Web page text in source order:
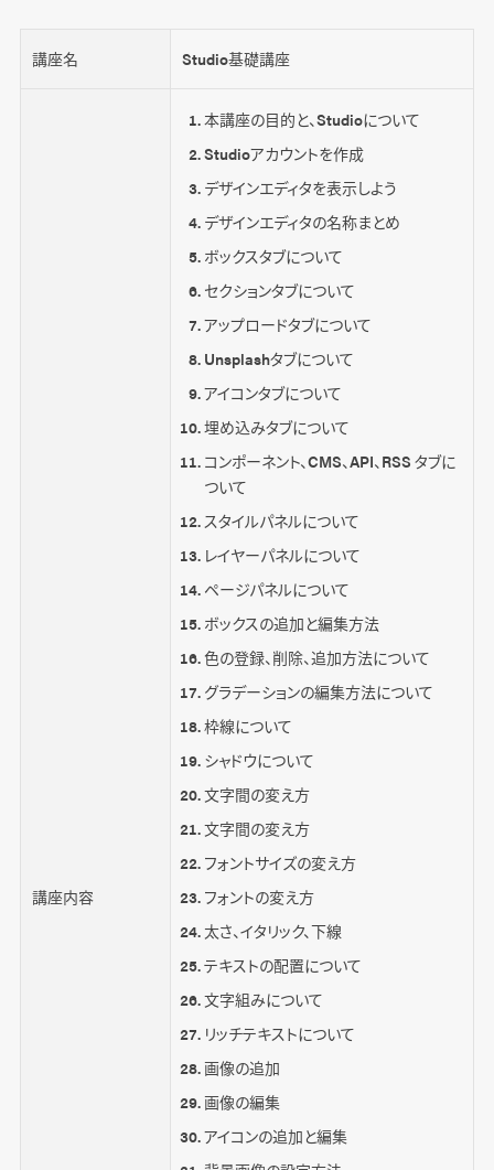
講座名 Studio基礎講座
講座内容
本講座の目的と、Studioについて
Studioアカウントを作成
デザインエディタを表示しよう
デザインエディタの名称まとめ
ボックスタブについて
セクションタブについて
アップロードタブについて
Unsplashタブについて
アイコンタブについて
埋め込みタブについて
コンポーネント、CMS、API、RSS タブに
ついて
スタイルパネルについて
レイヤーパネルについて
ページパネルについて
ボックスの追加と編集方法
色の登録、削除、追加方法について
グラデーションの編集方法について
枠線について
シャドウについて
文字間の変え方
文字間の変え方
フォントサイズの変え方
フォントの変え方
太さ、イタリック、下線
テキストの配置について
文字組みについて
リッチテキストについて
画像の追加
画像の編集
アイコンの追加と編集